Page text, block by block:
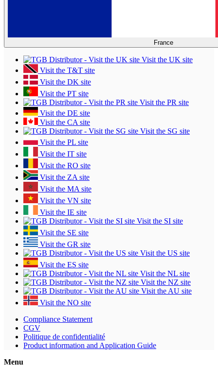
France
Visit the UK site
Visit the T&T site
Visit the DK site
Visit the PT site
Visit the PR site
Visit the DE site
Visit the CA site
Visit the SG site
Visit the PL site
Visit the IT site
Visit the RO site
Visit the ZA site
Visit the MA site
Visit the VN site
Visit the IE site
Visit the SI site
Visit the SE site
Visit the GR site
Visit the US site
Visit the ES site
Visit the NL site
Visit the NZ site
Visit the AU site
Visit the NO site
Compliance Statement
CGV
Politique de confidentialité
Product information and Application Guide
Menu